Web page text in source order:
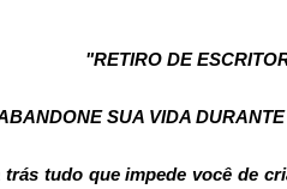
"RETIRO DE
SUA VIDA
tudo que impede você de